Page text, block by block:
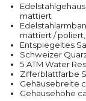
mattiert
mattiert /
Entspiegeltes
Schweizer
5 ATM Water
Zifferblattfarbe
Gehäusebreite
Gehäusehöhe